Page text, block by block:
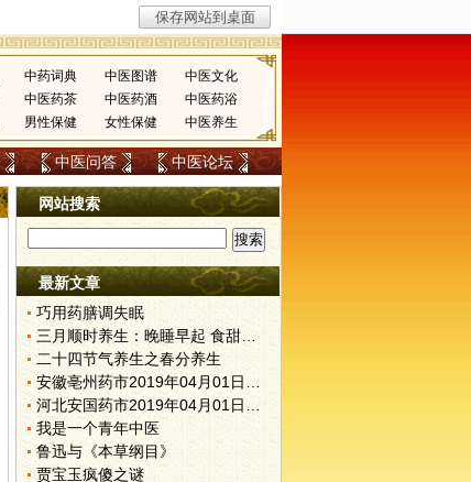
中药词典 中医图谱
中医文化
中医药茶 中医药酒
中医药浴
男性保健 女性保健 中医养生
中医问答 中医论坛
网站搜索
最新文章
巧用药膳调失眠
三月顺时养生：晚睡早起 食甜养肝
二十四节气养生之春分养生
安徽亳州药市2019年04月01日快讯
河北安国药市2019年04月01日快讯
我是一个青年中医
鲁迅与《本草纲目》
贾宝玉疯傻之谜